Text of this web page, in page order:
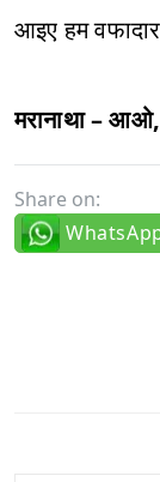
आइए हम
मरानाथा –
Share on: